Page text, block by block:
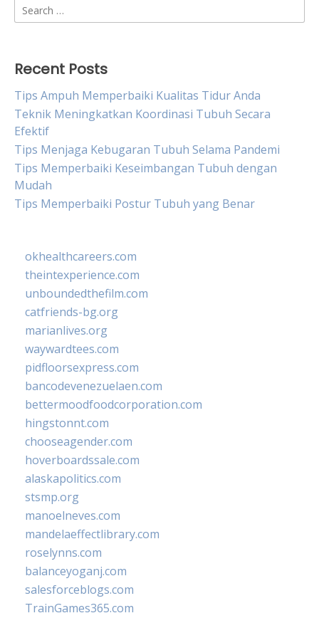
Search
for:
Recent Posts
Tips Ampuh Memperbaiki Kualitas Tidur Anda
Teknik Meningkatkan Koordinasi Tubuh Secara
Efektif
Tips Menjaga Kebugaran Tubuh Selama Pandemi
Tips Memperbaiki Keseimbangan Tubuh dengan
Mudah
Tips Memperbaiki Postur Tubuh yang Benar
okhealthcareers.com
theintexperience.com
unboundedthefilm.com
catfriends-bg.org
marianlives.org
waywardtees.com
pidfloorsexpress.com
bancodevenezuelaen.com
bettermoodfoodcorporation.com
hingstonnt.com
chooseagender.com
hoverboardssale.com
alaskapolitics.com
stsmp.org
manoelneves.com
mandelaeffectlibrary.com
roselynns.com
balanceyoganj.com
salesforceblogs.com
TrainGames365.com